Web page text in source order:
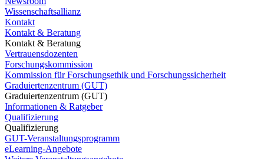
Wissenschaftsallianz
Kontakt
Kontakt & Beratung
Kontakt & Beratung
Vertrauensdozenten
Forschungskommission
Kommission für Forschungsethik und Forschungssicherheit
Graduiertenzentrum (GUT)
Graduiertenzentrum (GUT)
Informationen & Ratgeber
Qualifizierung
Qualifizierung
GUT-Veranstaltungsprogramm
eLearning-Angebote